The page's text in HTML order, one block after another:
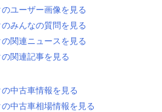
ユーザー画像を見る
みんなの質問を見る
関連ニュースを見る
関連記事を見る
中古車情報を見る
中古車相場情報を見る